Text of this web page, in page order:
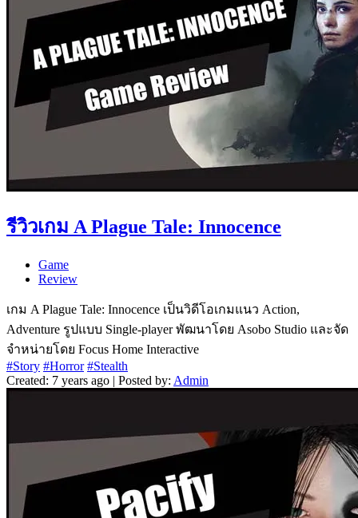
รีวิวเกม A Plague Tale: Innocence
Game
Review
เกม A Plague Tale: Innocence เป็นวิดีโอเกมแนว Action,
Adventure รูปแบบ Single-player พัฒนาโดย Asobo Studio และจัด
จำหน่ายโดย Focus Home Interactive
#Story #Horror #Stealth
Created: 7 years ago | Posted by: Admin